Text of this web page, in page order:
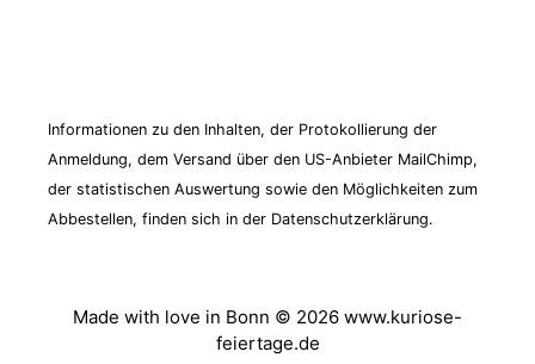
Informationen zu den Inhalten, der Protokollierung der
Anmeldung, dem Versand über den US-Anbieter MailChimp,
der statistischen Auswertung sowie den Möglichkeiten zum
Abbestellen, finden sich in der Datenschutzerklärung.
Made with love in Bonn © 2026 www.kuriose-
feiertage.de